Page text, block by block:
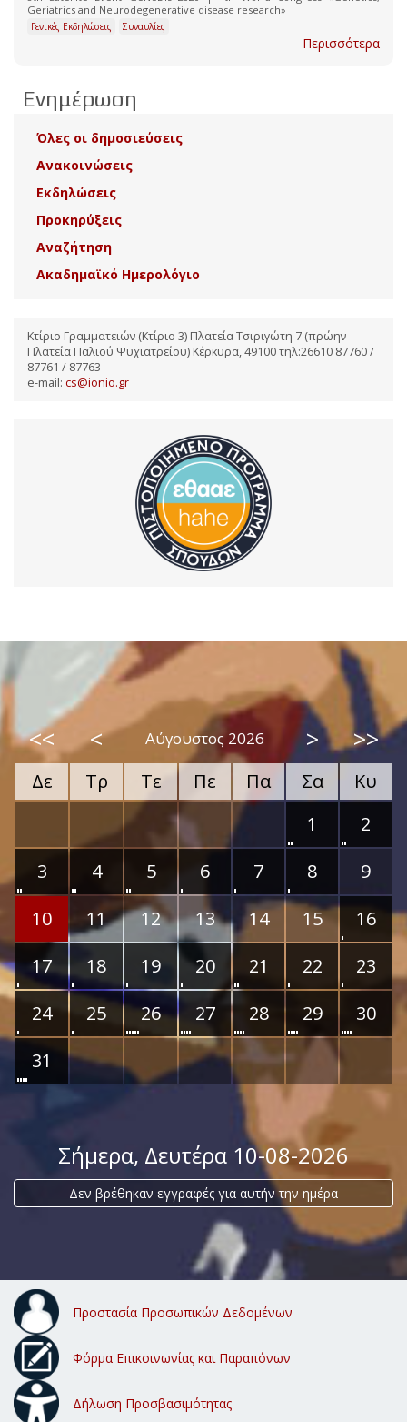
Geriatrics and Neurodegenerative disease research»
Γενικές Εκδηλώσεις Συναυλίες
Περισσότερα
Ενημέρωση
Όλες οι δημοσιεύσεις
Ανακοινώσεις
Εκδηλώσεις
Προκηρύξεις
Αναζήτηση
Ακαδημαϊκό Ημερολόγιο
Κτίριο Γραμματειών (Κτίριο 3) Πλατεία Τσιριγώτη 7 (πρώην
Πλατεία Παλιού Ψυχιατρείου) Κέρκυρα, 49100 τηλ:26610 87760 /
87761 / 87763
e-mail: cs@ionio.gr
<< < Αύγουστος 2026 > >>
Δε Τρ Τε Πε Πα Σα
Κυ
1
2
3
4 5 6 7 8
9
10
11 12 13 14 15
16
17
18 19 20 21 22
23
24
25 26 27 28 29
30
31
Σήμερα, Δευτέρα 10-08-2026
Δεν βρέθηκαν εγγραφές για αυτήν την ημέρα
Προστασία Προσωπικών Δεδομένων
Φόρμα Επικοινωνίας και Παραπόνων
Δήλωση Προσβασιμότητας